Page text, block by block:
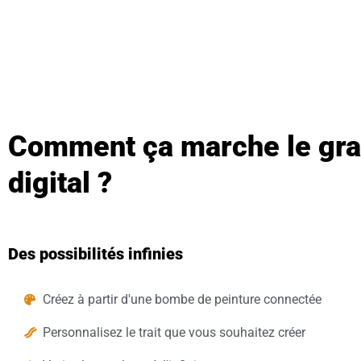
Comment ça marche le
digital ?
Des possibilités infinies
Créez à partir d'une bombe de peinture connectée
Personnalisez le trait que vous souhaitez créer